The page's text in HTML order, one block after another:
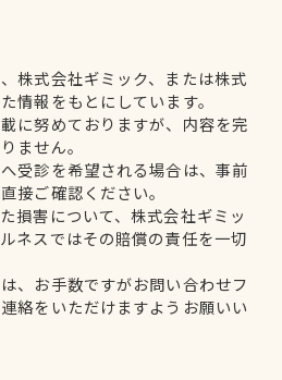
株式会社ギミック、または株式
情報をもとにしています。
に努めておりますが、内容を完
ません。
受診を希望される場合は、事前
接ご確認ください。
損害について、株式会社ギミッ
ネスではその賠償の責任を一切
、お手数ですがお問い合わせフ
絡をいただけますようお願いい